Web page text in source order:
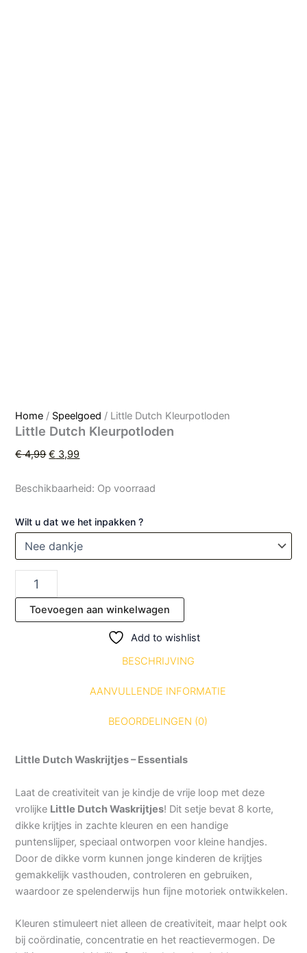
Home / Speelgoed / Little Dutch Kleurpotloden
Little Dutch Kleurpotloden
€4,99 € 3,99
Beschikbaarheid: Op voorraad
Wilt u dat we het inpakken ?
Toevoegen aan winkelwagen
Add to wishlist
BESCHRIJVING
AANVULLENDE INFORMATIE
BEOORDELINGEN (0)
Little Dutch Waskrijtjes – Essentials
Laat de creativiteit van je kindje de vrije loop met deze
vrolijke Little Dutch Waskrijtjes! Dit setje bevat 8 korte,
dikke krijtjes in zachte kleuren en een handige
puntenslijper, speciaal ontworpen voor kleine handjes.
Door de dikke vorm kunnen jonge kinderen de krijtjes
gemakkelijk vasthouden, controleren en gebruiken,
waardoor ze spelenderwijs hun fijne motoriek ontwikkelen.
Kleuren stimuleert niet alleen de creativiteit, maar helpt ook
bij coördinatie, concentratie en het reactievermogen. De